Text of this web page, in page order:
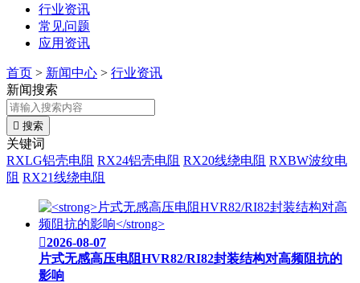
行业资讯
常见问题
应用资讯
首页 > 新闻中心 > 行业资讯
新闻搜索
 搜索
关键词
RXLG铝壳电阻 RX24铝壳电阻 RX20线绕电阻 RXBW波纹电
阻 RX21线绕电阻
2026-08-07
片式无感高压电阻HVR82/RI82封装结构对高频阻抗的
影响